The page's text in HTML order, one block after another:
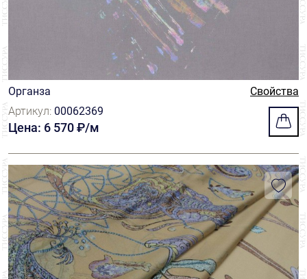
Органза
Свойства
Артикул: 00062369
Цена: 6 570 ₽/м